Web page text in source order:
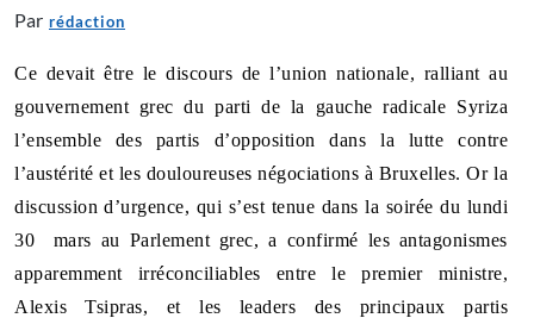
Par rédaction
Ce devait être le discours de l’union nationale, ralliant au
gouvernement grec du parti de la gauche radicale Syriza
l’ensemble des partis d’opposition dans la lutte contre
l’austérité et les douloureuses négociations à Bruxelles. Or la
discussion d’urgence, qui s’est tenue dans la soirée du lundi
30 mars au Parlement grec, a confirmé les antagonismes
apparemment irréconciliables entre le premier ministre,
Alexis Tsipras, et les leaders des principaux partis